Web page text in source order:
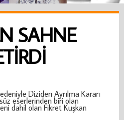
SAHNE
Diziden Ayrılma Kararı
eserlerinden biri olan
dahil olan Fikret Kuşkan